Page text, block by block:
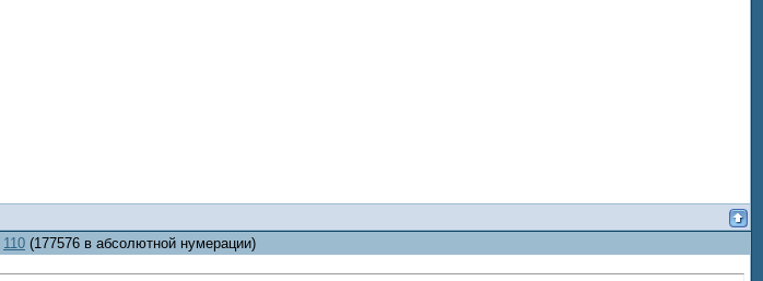
110 (177576 в абсолютной нумерации)